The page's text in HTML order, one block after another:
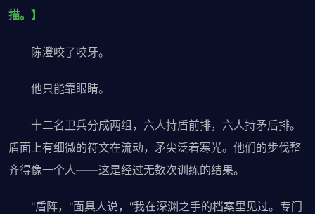
描。】
陈澄咬了咬牙。
他只能靠眼睛。
十二名卫兵分成两组，六人持盾前排，六人持矛后排。
盾面上有细微的符文在流动，矛尖泛着寒光。他们的步伐整
齐得像一个人——这是经过无数次训练的结果。
"盾阵，"面具人说，"我在深渊之手的档案里见过。专门